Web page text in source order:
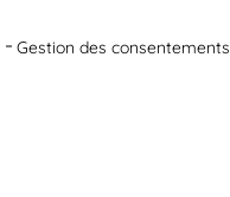
Gestion des consentements